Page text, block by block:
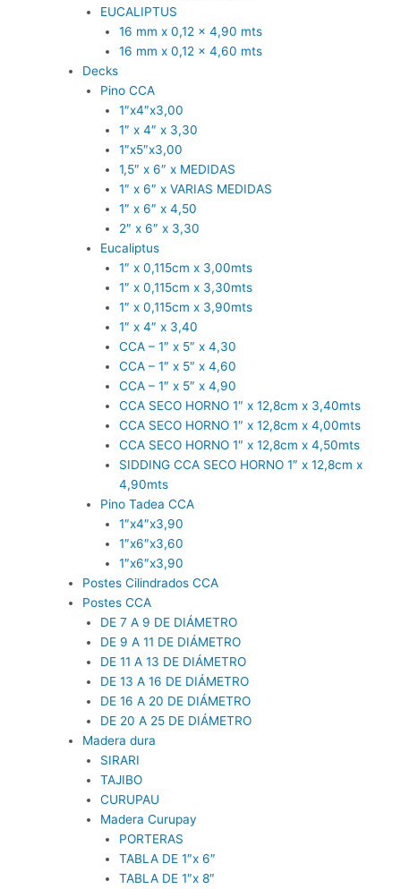
EUCALIPTUS
16 mm x 0,12 x 4,90 mts
16 mm x 0,12 x 4,60 mts
Decks
Pino CCA
1″x4″x3,00
1″ x 4″ x 3,30
1″x5″x3,00
1,5″ x 6″ x MEDIDAS
1″ x 6″ x VARIAS MEDIDAS
1″ x 6″ x 4,50
2″ x 6″ x 3,30
Eucaliptus
1″ x 0,115cm x 3,00mts
1″ x 0,115cm x 3,30mts
1″ x 0,115cm x 3,90mts
1″ x 4″ x 3,40
CCA – 1″ x 5″ x 4,30
CCA – 1″ x 5″ x 4,60
CCA – 1″ x 5″ x 4,90
CCA SECO HORNO 1″ x 12,8cm x 3,40mts
CCA SECO HORNO 1″ x 12,8cm x 4,00mts
CCA SECO HORNO 1″ x 12,8cm x 4,50mts
SIDDING CCA SECO HORNO 1″ x 12,8cm x
4,90mts
Pino Tadea CCA
1″x4″x3,90
1″x6″x3,60
1″x6″x3,90
Postes Cilindrados CCA
Postes CCA
DE 7 A 9 DE DIÁMETRO
DE 9 A 11 DE DIÁMETRO
DE 11 A 13 DE DIÁMETRO
DE 13 A 16 DE DIÁMETRO
DE 16 A 20 DE DIÁMETRO
DE 20 A 25 DE DIÁMETRO
Madera dura
SIRARI
TAJIBO
CURUPAU
Madera Curupay
PORTERAS
TABLA DE 1″x 6″
TABLA DE 1″x 8″